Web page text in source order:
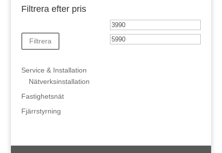
var:
14,995 kr.
är:
Filtrera efter pris
Min
pris
Filtrera
Service & Installation
Nätverksinstallation
Fastighetsnät
Fjärrstyrning